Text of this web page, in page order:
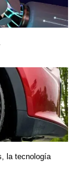
la tecnología